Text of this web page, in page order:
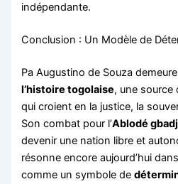
indépendante.
Conclusion : Un Modèle de
Pa Augustino de Souza
l’histoire togolaise, une source
qui croient en la justice, la
Son combat pour l’Ablodé
devenir une nation libre et
résonne encore aujourd’hui
comme un symbole de